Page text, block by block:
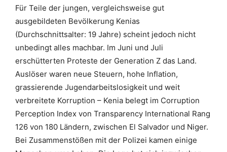
Für Teile der jungen, vergleichsweise gut
ausgebildeten Bevölkerung Kenias
(Durchschnittsalter: 19 Jahre) scheint jedoch nicht
unbedingt alles machbar. Im Juni und Juli
erschütterten Proteste der Generation Z das Land.
Auslöser waren neue Steuern, hohe Inflation,
grassierende Jugendarbeitslosigkeit und weit
verbreitete Korruption – Kenia belegt im Corruption
Perception Index von Transparency International Rang
126 von 180 Ländern, zwischen El Salvador und Niger.
Bei Zusammenstößen mit der Polizei kamen einige